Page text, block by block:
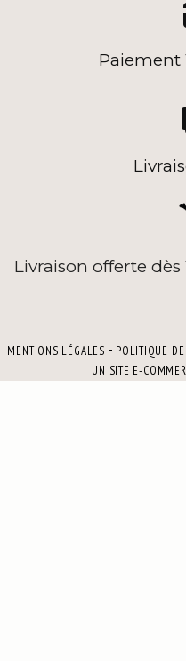
Paiement
Livraison offerte dès
MENTIONS LÉGALES POLITIQUE
UN SITE E-